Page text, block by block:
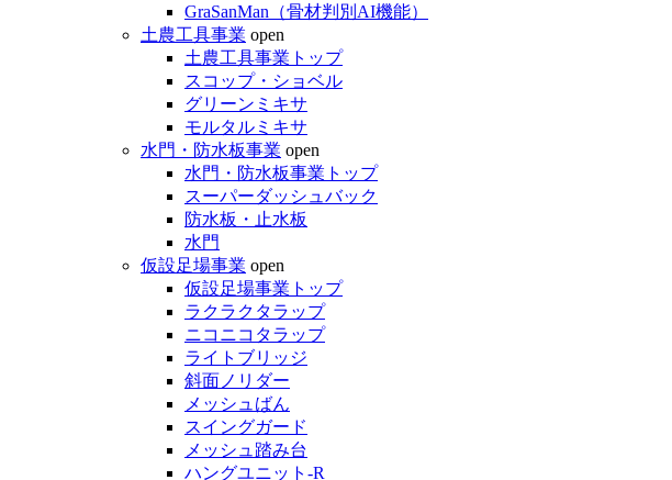
GraSanMan（骨材判別AI機能）
土農工具事業 open
土農工具事業トップ
スコップ・ショベル
グリーンミキサ
モルタルミキサ
水門・防水板事業 open
水門・防水板事業トップ
スーパーダッシュバック
防水板・止水板
水門
仮設足場事業 open
仮設足場事業トップ
ラクラクタラップ
ニコニコタラップ
ライトブリッジ
斜面ノリダー
メッシュばん
スイングガード
メッシュ踏み台
ハングユニット-R